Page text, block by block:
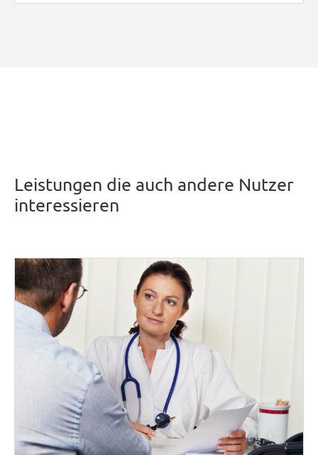
Leistungen die auch andere Nutzer
interessieren